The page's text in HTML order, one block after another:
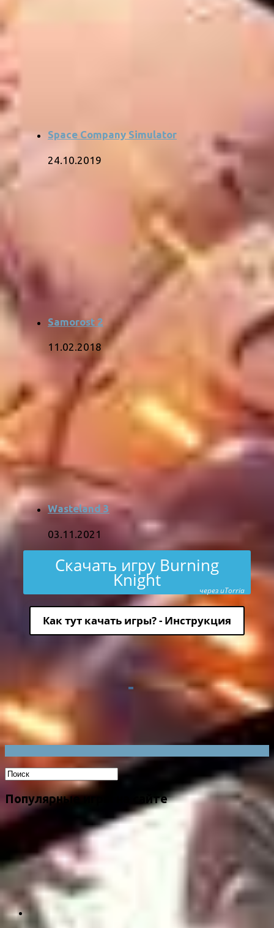
Space Company Simulator
24.10.2019
Samorost 2
11.02.2018
Wasteland 3
03.11.2021
Скачать игру Burning
Knight через uTorria
Как тут качать игры? - Инструкция
Популярные игры на сайте